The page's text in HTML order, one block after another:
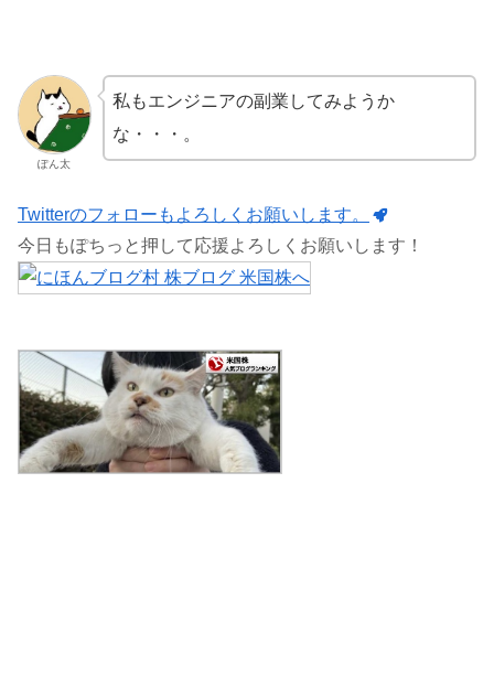
ぽん太
私もエンジニアの副業してみようか
な・・・。
Twitterのフォローもよろしくお願いします。
今日もぽちっと押して応援よろしくお願いします！